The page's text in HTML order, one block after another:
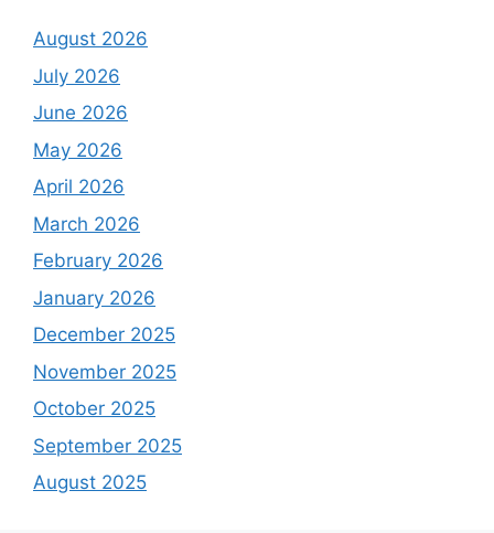
August 2026
July 2026
June 2026
May 2026
April 2026
March 2026
February 2026
January 2026
December 2025
November 2025
October 2025
September 2025
August 2025